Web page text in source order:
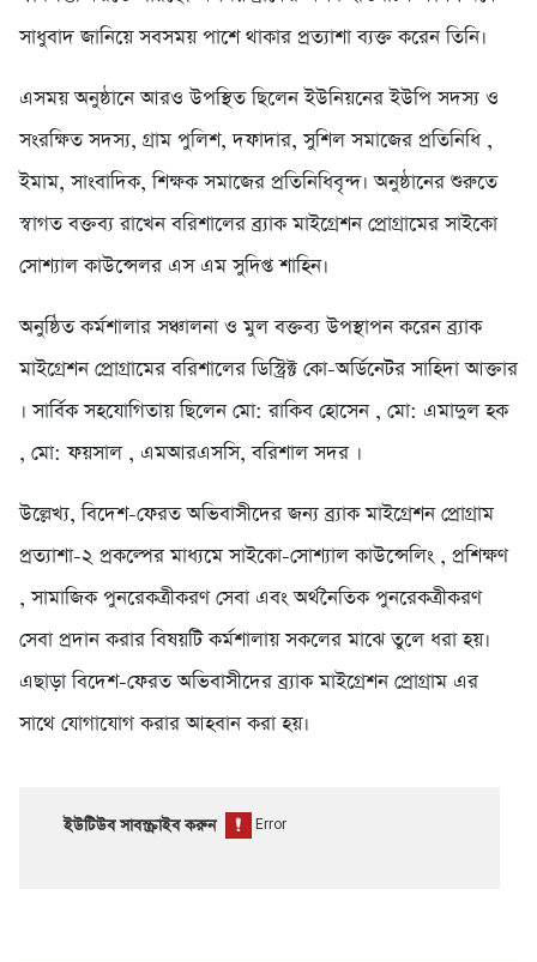
সাধুবাদ জানিয়ে সবসময় পাশে থাকার প্রত্যাশা ব্যক্ত করেন তিনি।
এসময় অনুষ্ঠানে আরও উপস্থিত ছিলেন ইউনিয়নের ইউপি সদস্য ও
সংরক্ষিত সদস্য, গ্রাম পুলিশ, দফাদার, সুশিল সমাজের প্রতিনিধি ,
ইমাম, সাংবাদিক, শিক্ষক সমাজের প্রতিনিধিবৃন্দ। অনুষ্ঠানের শুরুতে
স্বাগত বক্তব্য রাখেন বরিশালের ব্র্যাক মাইগ্রেশন প্রোগ্রামের সাইকো
সোশ্যাল কাউন্সেলর এস এম সুদিপ্ত শাহিন।
অনুষ্ঠিত কর্মশালার সঞ্চালনা ও মুল বক্তব্য উপস্থাপন করেন ব্র্যাক
মাইগ্রেশন প্রোগ্রামের বরিশালের ডিস্ট্রিক্ট কো-অর্ডিনেটর সাহিদা আক্তার
। সার্বিক সহযোগিতায় ছিলেন মো: রাকিব হোসেন , মো: এমাদুল হক
, মো: ফয়সাল , এমআরএসসি, বরিশাল সদর ।
উল্লেখ্য, বিদেশ-ফেরত অভিবাসীদের জন্য ব্র্যাক মাইগ্রেশন প্রোগ্রাম
প্রত্যাশা-২ প্রকল্পের মাধ্যমে সাইকো-সোশ্যাল কাউন্সেলিং , প্রশিক্ষণ
, সামাজিক পুনরেকত্রীকরণ সেবা এবং অর্থনৈতিক পুনরেকত্রীকরণ
সেবা প্রদান করার বিষয়টি কর্মশালায় সকলের মাঝে তুলে ধরা হয়।
এছাড়া বিদেশ-ফেরত অভিবাসীদের ব্র্যাক মাইগ্রেশন প্রোগ্রাম এর
সাথে যোগাযোগ করার আহবান করা হয়।
ইউটিউব সাবস্ক্রাইব করুন